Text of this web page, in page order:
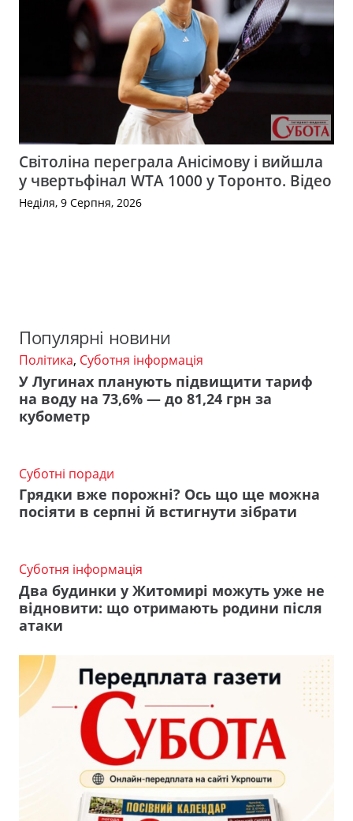
Світоліна переграла Анісімову і вийшла
у чвертьфінал WTA 1000 у Торонто. Відео
Неділя, 9 Серпня, 2026
Популярні новини
Політика, Суботня інформація
У Лугинах планують підвищити тариф
на воду на 73,6% — до 81,24 грн за
кубометр
Суботні поради
Грядки вже порожні? Ось що ще можна
посіяти в серпні й встигнути зібрати
Суботня інформація
Два будинки у Житомирі можуть уже не
відновити: що отримають родини після
атаки